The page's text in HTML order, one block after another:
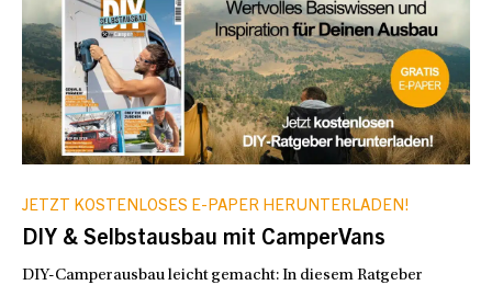
JETZT KOSTENLOSES E-PAPER HERUNTERLADEN!
DIY & Selbstausbau mit CamperVans
DIY-Camperausbau leicht gemacht: In diesem Ratgeber